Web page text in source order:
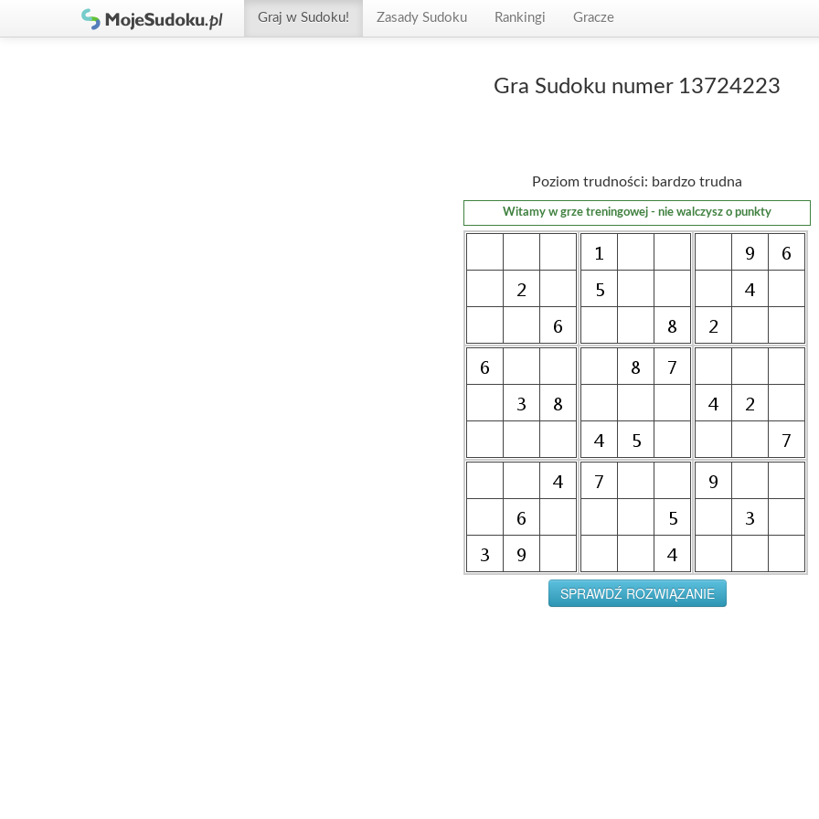
Graj w Sudoku! Zasady Sudoku Rankingi Gracze
Gra Sudoku numer 13724223
Poziom trudności: bardzo trudna
Witamy w grze treningowej - nie walczysz o punkty